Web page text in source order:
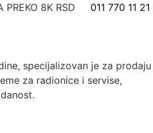
PREKO 8K RSD
011 770 11 21
specijalizovan je za prodaju
za radionice i servise,